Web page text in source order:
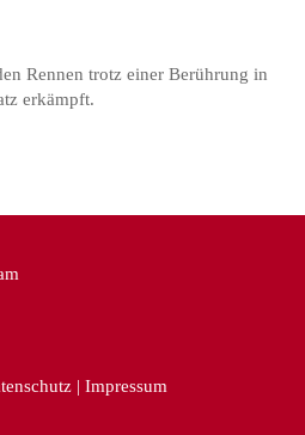
Rennen trotz einer Berührung in
erkämpft.
| Impressum